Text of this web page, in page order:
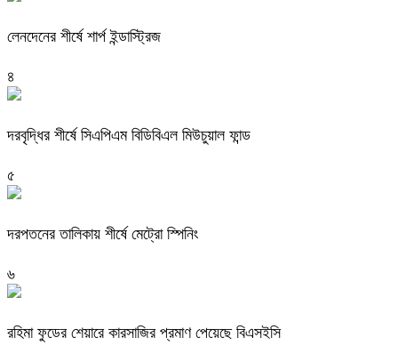
লেনদেনের শীর্ষে শার্প ইন্ডাস্ট্রিজ
৪
দরবৃদ্ধির শীর্ষে সিএপিএম বিডিবিএল মিউচুয়াল ফান্ড
৫
দরপতনের তালিকায় শীর্ষে মেট্রো স্পিনিং
৬
রহিমা ফুডের শেয়ারে কারসাজির প্রমাণ পেয়েছে বিএসইসি